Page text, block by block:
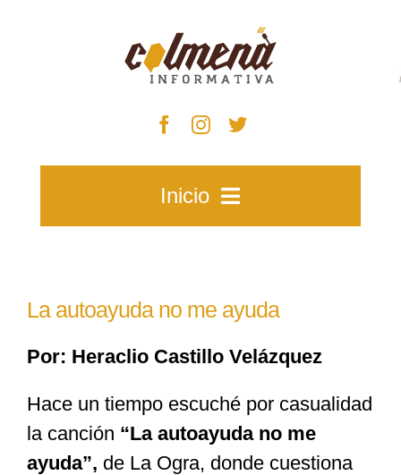
Inicio
Municipios
Especiales
La autoayuda no me ayuda
Por: Heraclio Castillo Velázquez
Hace un tiempo escuché por casualidad
la canción “La autoayuda no me
ayuda”, de La Ogra, donde cuestiona